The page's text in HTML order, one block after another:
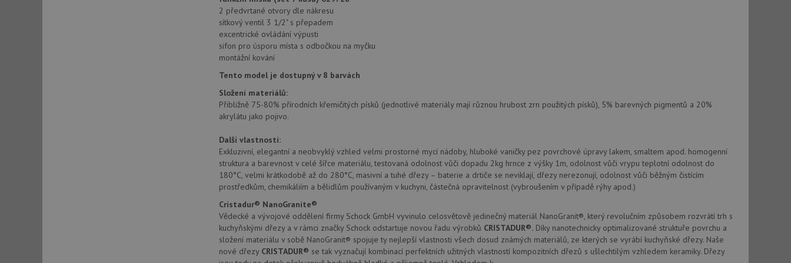
2 předvrtané otvory dle nákresu
sítkový ventil 3 1/2" s přepadem
excentrické ovládání výpusti
sifon pro úsporu místa s odbočkou na myčku
montážní kování
Tento model je dostupný v 8 barvách
Složení materiálů:
Přibližně 75-80% přírodních křemičitých písků (jednotlivé materiály mají různou hrubost zrn použitých písků), 5% barevných pigmentů a 20%
akrylátu jako pojivo.
Další vlastnosti:
Exkluzivní, elegantní a neobvyklý vzhled velmi prostorné mycí nádoby, hluboké vaničky pez povrchové úpravy lakem, smaltem apod. homogenní
struktura a barevnost v celé šířce materiálu, testovaná odolnost vůči dopadu 2kg hrnce z výšky 1m, odolnost vůči vrypu teplotní odolnost do
180°C, velmi krátkodobě až do 280°C, masivní a tuhé dřezy – baterie a drtiče se neviklají, dřezy nerezonují, odolnost vůči běžným čistícím
prostředkům, chemikáliím a bělidlům používaným v kuchyni, částečná opravitelnost (vybroušením v případě rýhy apod.)
Cristadur® NanoGranite®
Vědecké a vývojové oddělení firmy Schock GmbH vyvinulo celosvětově jedinečný materiál NanoGranit®, který revolučním způsobem rozvrátí trh s
kuchyňskými dřezy a v rámci značky Schock odstartuje novou řadu výrobků CRISTADUR®. Díky nanotechnicky optimalizované struktuře povrchu a
složení materiálu v sobě NanoGranit® spojuje ty nejlepší vlastnosti všech dosud známých materiálů, ze kterých se vyrábí kuchyňské dřezy. Naše
nové dřezy CRISTADUR® se tak vyznačují kombinací perfektních užitných vlastností kompozitních dřezů s ušlechtilým vzhledem keramiky. Dřezy
.seznam.cz
dny
drezy.cz
test_cookie
Google LLC
.doubleclick.net
15 minut
Tento soubor cookie nastavuje společnost DoubleClick
(kterou vlastní společnost Google), aby zjistila, zda prohlížeč
_gcl_au
Google LLC
drezy.cz
3 měsíce
Tento soubor cookie nastavuje společnost Doubleclick a
provádí informace o tom, jak koncový uživatel používá
webové stránky a jakoukoli reklamu, kterou koncový uživatel
mohl vidět před návštěvou uvedeného webu.
__Secure-ROLLOUT_TOKEN
.youtube.com
VISITOR_INFO1_LIVE
Google LLC
.youtube.com
6 měsíců
Tento soubor cookie nastavuje Youtube ke sledování
uživatelských předvoleb pro videa Youtube vložená do
webů; může také určit, zda návštěvník webu používá novou
nebo starou verzi rozhraní Youtube.